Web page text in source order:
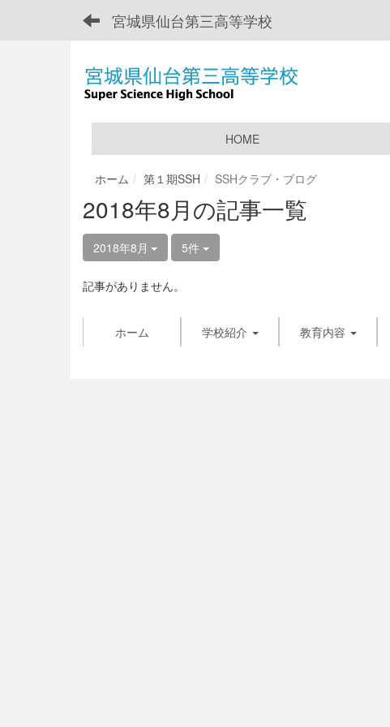
宮城県仙台第三高等学校
HOME
ホーム 第１期SSH SSHクラブ・ブログ
2018年8月の記事一覧
2018年8月 5件
記事がありません。
ホーム 学校紹介 教育内容